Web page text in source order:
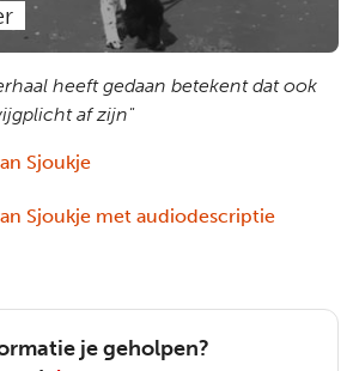
heeft gedaan betekent dat ook
af zijn"
Sjoukje
Sjoukje met audiodescriptie
je geholpen?